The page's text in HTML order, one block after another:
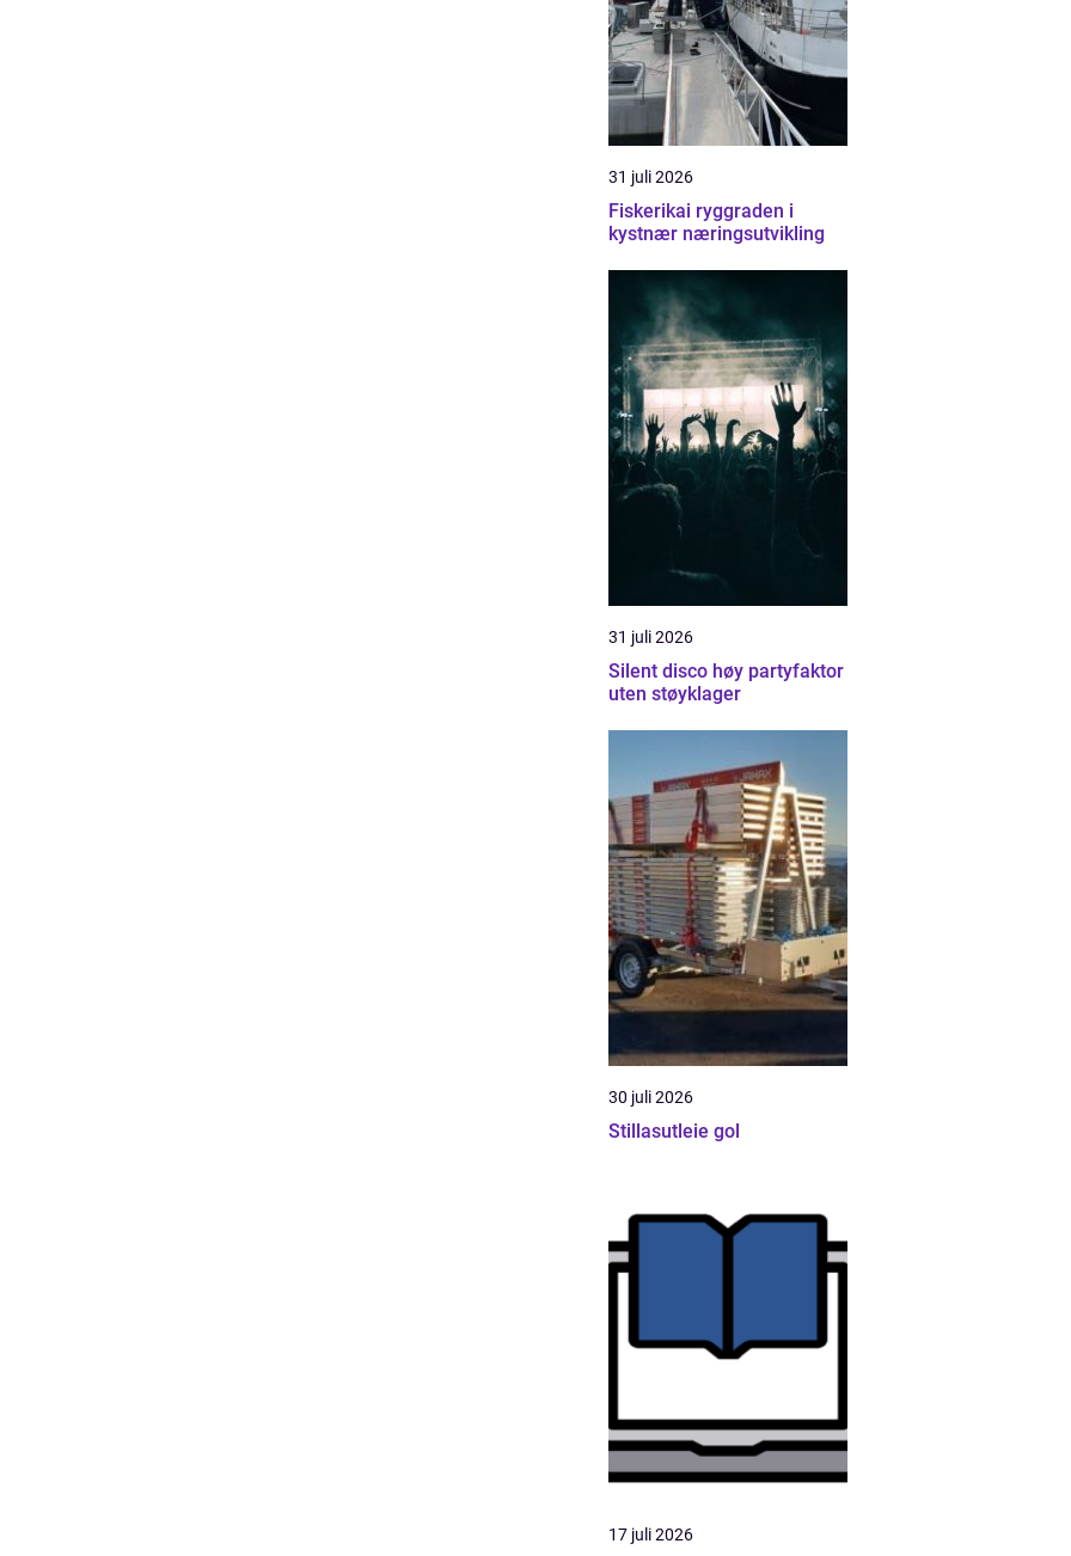
31 juli 2026
Fiskerikai ryggraden i
kystnær næringsutvikling
31 juli 2026
Silent disco høy partyfaktor
uten støyklager
30 juli 2026
Stillasutleie gol
17 juli 2026